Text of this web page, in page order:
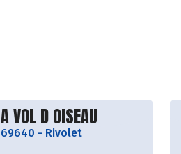
Découvrir le producteur
A VOL D OISEAU
69640 - Rivolet